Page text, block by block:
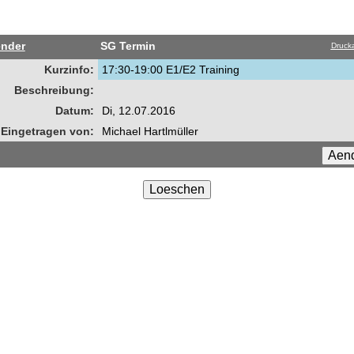
SG Termin
Kurzinfo:
17:30-19:00 E1/E2 Training
Beschreibung:
Datum:
Di, 12.07.2016
Eingetragen von:
Michael Hartlmüller